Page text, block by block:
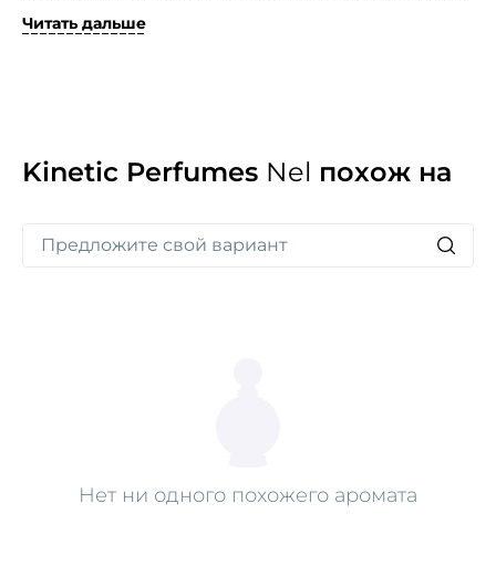
в одной галактике.
в парфюмерии.
Читать дальше
Kinetic Perfumes Nel похож на
Нет ни одного похожего аромата